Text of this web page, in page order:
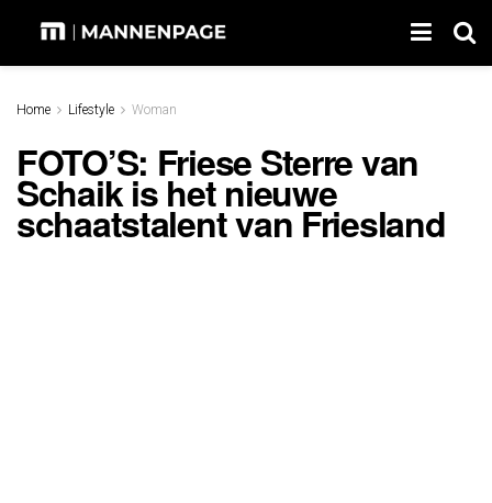
Home Lifestyle Woman
FOTO’S: Friese Sterre van
Schaik is het nieuwe
schaatstalent van Friesland